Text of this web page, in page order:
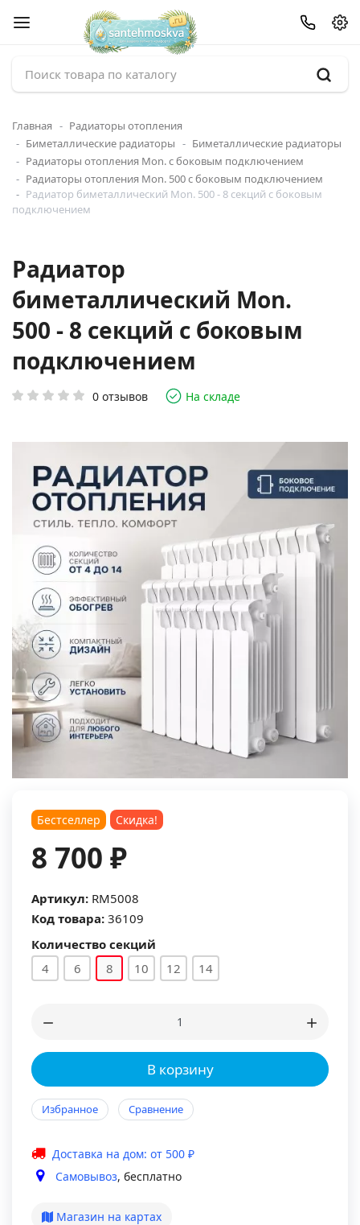
Главная
Радиаторы отопления
Биметаллические радиаторы
Биметаллические радиаторы
Радиаторы отопления Mon. с боковым подключением
Радиаторы отопления Mon. 500 с боковым подключением
Радиатор биметаллический Mon. 500 - 8 секций c боковым
подключением
Радиатор
биметаллический Mon.
500 - 8 секций c боковым
подключением
0 отзывов На складе
Бестселлер Скидка!
8 700 ₽
Артикул: RM5008
Код товара: 36109
Количество секций
4
6 8 10 12 14
В корзину
Избранное Сравнение
Доставка на дом: от 500 ₽
Самовывоз, бесплатно
Магазин на картах